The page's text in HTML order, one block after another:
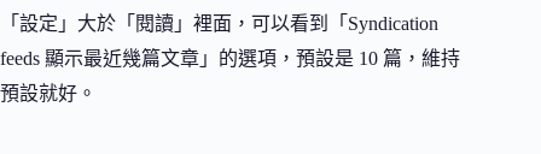
「設定」大於「閱讀」裡面，可以看到「Syndication
feeds 顯示最近幾篇文章」的選項，預設是 10 篇，維持
預設就好。